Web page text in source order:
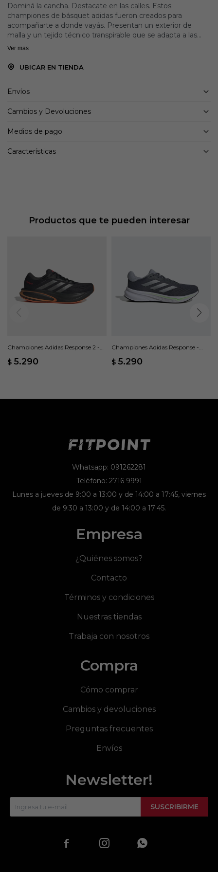
Dominá la cancha. Destacate en las calles. Estos
championes de básquet adidas fueron creados para
acompañarte a donde vayás. Presentan un exterior de
malla y un tejido técnico transpirable que se adapta a las
altas exigencias de este deporte. Sentí el retorno de
adidas LIGHTMOTION que ofrece una gran capacidad de
Ajuste clásico
Exterior de malla con mezcla de materiales
Amortiguación LIGHTMOTION
Ver mas
UBICAR EN TIENDA
Envíos
Cambios y Devoluciones
Medios de pago
Características
Productos que te pueden interesar
Championes Adidas Response 2 -
$ 5.290
Championes Adidas Response -
$ 5.290
Whatsapp: 091262281
Teléfono: 2716 9991
Lunes a jueves de 9:00 a 13:00 y de 14:00 a 17:45, viernes
de 9:30 a 13:00 y de 14:00 a 17:45.
Empresa
¿Quiénes somos?
Contacto
Términos y condiciones
Nuestras tiendas
Trabaja con nosotros
Compra
Cómo comprar
Cambios y devoluciones
Preguntas frecuentes
Envíos
Newsletter!
SUSCRIBIRME
  